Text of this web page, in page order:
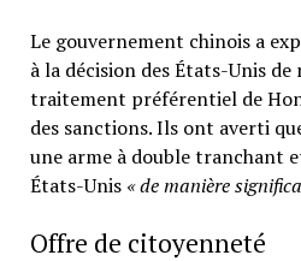
Le gouvernement chinois a
à la décision des États-Unis
traitement préférentiel de
des sanctions. Ils ont averti
une arme à double tranchant
États-Unis « de manière
Offre de citoyenneté